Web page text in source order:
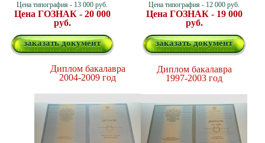
Цена типография - 13 000 руб.
Цена ГОЗНАК - 20 000
руб.
заказать документ
Цена типография - 12 000 руб.
Цена ГОЗНАК - 19 000
руб.
заказать документ
Диплом бакалавра
2004-2009 год
Диплом бакалавра
1997-2003 год